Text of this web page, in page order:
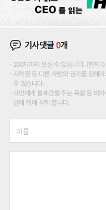
기사댓글0개
200자까지 쓰실 수 있습니다. (현재
저작권 등 다른 사람의 권리를 침해
수 있습니다.
타인에게 불쾌감을 주는 욕설 등 비
단에 의해 삭제 합니다.